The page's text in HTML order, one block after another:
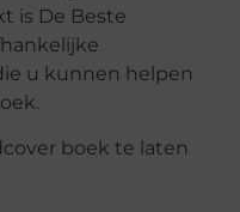
is De Beste
u kunnen helpen